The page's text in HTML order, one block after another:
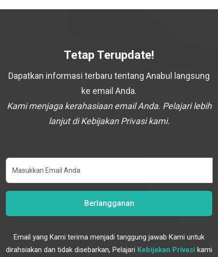
Tetap Terupdate!
Dapatkan informasi terbaru tentang Anabul langsung
ke email Anda.
Kami menjaga kerahasiaan email Anda. Pelajari lebih
lanjut di Kebijakan Privasi kami.
Berlangganan
Email yang Kami terima menjadi tanggung jawab Kami untuk
dirahsiakan dan tidak disebarkan, Pelajari Kebijakan Privasi kami